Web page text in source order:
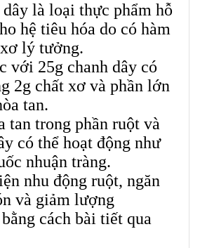
dây là loại thực phẩm hỗ
hệ tiêu hóa do có hàm
lý tưởng.
với 25g chanh dây có
2g chất xơ và phần lớn
tan.
tan trong phần ruột và
có thể hoạt động như
nhuận tràng.
nhu động ruột, ngăn
và giảm lượng
cách bài tiết qua